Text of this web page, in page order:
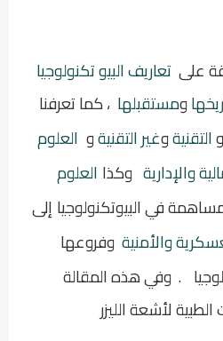
على تعاريف البيو تكنولوجيا
ومستقبلها ، كما تعرفنا
والتقنيةوغير التقنيةو العلوم
والإدارية وكذا العلوم
في البيوتكنولوجيا إلى
والأمنية وفروعها
. وفي هذه المقالة
الطبية لأشعة الليزر